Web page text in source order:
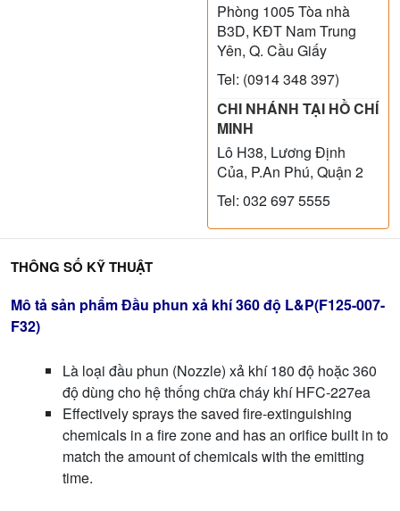
Phòng 1005 Tòa nhà
B3D, KĐT Nam Trung
Yên, Q. Cầu Giấy
Tel: (0914 348 397)
CHI NHÁNH TẠI HỒ CHÍ
MINH
Lô H38, Lương Định
Của, P.An Phú, Quận 2
Tel: 032 697 5555
Mô tả sản phẩm Đầu phun xả khí 360 độ L&P(F125-007-
F32)
Là loại đầu phun (Nozzle) xả khí 180 độ hoặc 360
độ dùng cho hệ thống chữa cháy khí HFC-227ea
Effectively sprays the saved fire-extinguishing
chemicals in a fire zone and has an orifice built in to
match the amount of chemicals with the emitting
time.
THÔNG SỐ KỸ THUẬT